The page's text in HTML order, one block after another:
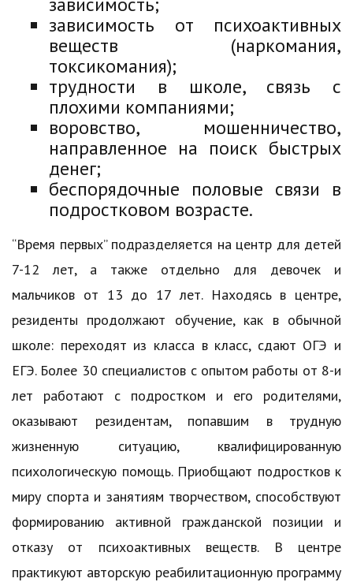
зависимость от психоактивных
веществ (наркомания,
токсикомания);
трудности в школе, связь с
плохими компаниями;
воровство, мошенничество,
направленное на поиск быстрых
денег;
беспорядочные половые связи в
подростковом возрасте.
“Время первых” подразделяется на центр для детей
7-12 лет, а также отдельно для девочек и
мальчиков от 13 до 17 лет. Находясь в центре,
резиденты продолжают обучение, как в обычной
школе: переходят из класса в класс, сдают ОГЭ и
ЕГЭ. Более 30 специалистов с опытом работы от 8-и
лет работают с подростком и его родителями,
оказывают резидентам, попавшим в трудную
жизненную ситуацию, квалифицированную
психологическую помощь. Приобщают подростков к
миру спорта и занятиям творчеством, способствуют
формированию активной гражданской позиции и
отказу от психоактивных веществ. В центре
практикуют авторскую реабилитационную программу